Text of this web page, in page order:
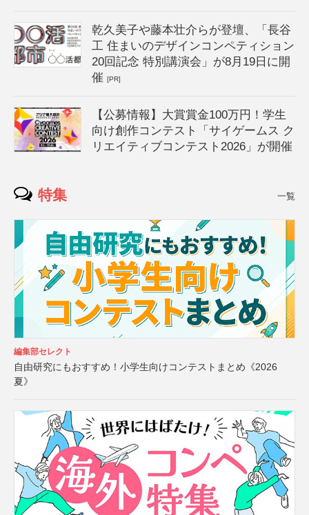
乾久美子や藤本壮介らが登壇、「長谷
工 住まいのデザインコンペティション
20回記念 特別講演会」が8月19日に開
催[PR]
【公募情報】大賞賞金100万円！学生
向け創作コンテスト「サイゲームス ク
リエイティブコンテスト2026」が開催
特集 一覧
編集部セレクト
自由研究にもおすすめ！小学生向けコンテストまとめ《2026
夏》